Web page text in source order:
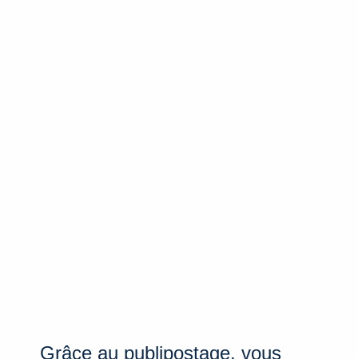
Grâce au publipostage, vous